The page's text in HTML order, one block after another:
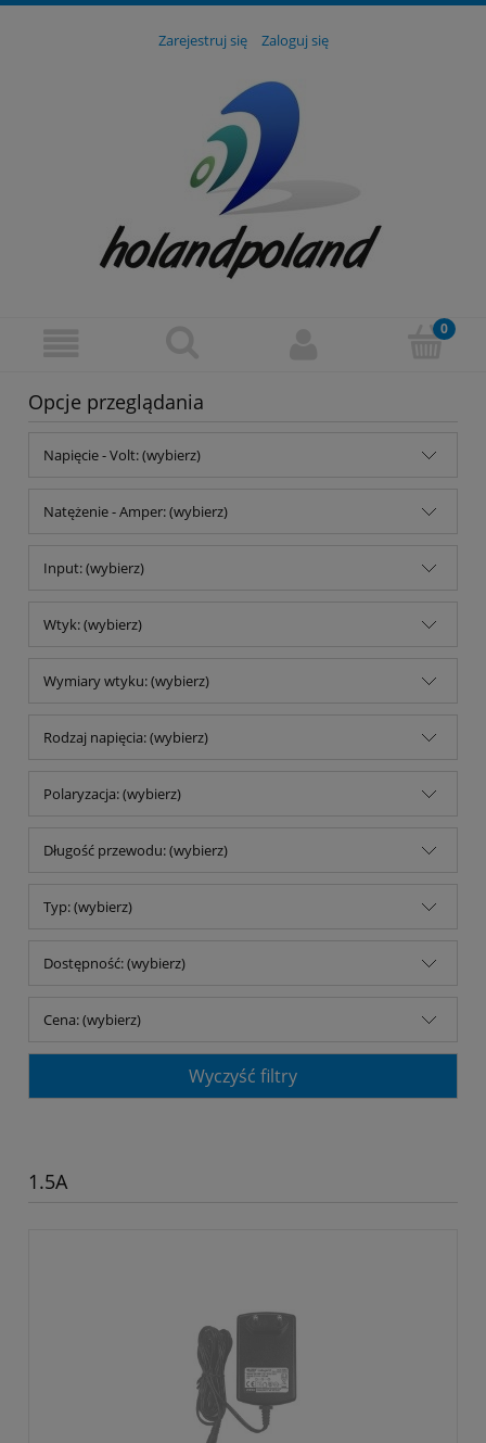
Zarejestruj się Zaloguj się
Opcje przeglądania
Napięcie - Volt: (wybierz)
Natężenie - Amper: (wybierz)
Input: (wybierz)
Wtyk: (wybierz)
Wymiary wtyku: (wybierz)
Rodzaj napięcia: (wybierz)
Polaryzacja: (wybierz)
Długość przewodu: (wybierz)
Typ: (wybierz)
Dostępność: (wybierz)
Cena: (wybierz)
Wyczyść filtry
1.5A